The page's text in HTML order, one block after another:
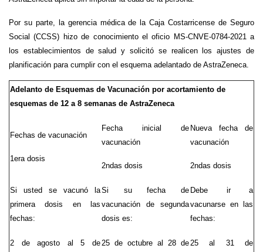
Por su parte, la gerencia médica de la Caja Costarricense de Seguro
Social (CCSS) hizo de conocimiento el oficio MS-CNVE-0784-2021 a
los establecimientos de salud y solicitó se realicen los ajustes de
planificación para cumplir con el esquema adelantado de AstraZeneca.
Adelanto de Esquemas de Vacunación por acortamiento de
esquemas de 12 a 8 semanas de AstraZeneca
Fechas de vacunación
1era dosis
Fecha inicial de
vacunación
2ndas dosis
Nueva fecha de
vacunación
2ndas dosis
Si usted se vacunó la
primera dosis en las
fechas:
Si su fecha de
vacunación de segunda
dosis es:
Debe ir a
vacunarse en las
fechas:
2 de agosto al 5 de25 de octubre al 28 de25 al 31 de